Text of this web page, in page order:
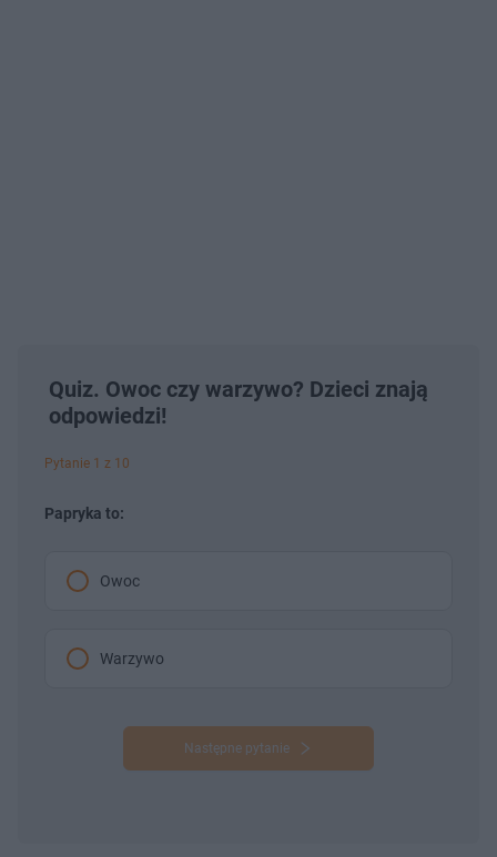
Quiz. Owoc czy warzywo? Dzieci znają
odpowiedzi!
Pytanie 1 z 10
Papryka to:
Owoc
Warzywo
Następne pytanie